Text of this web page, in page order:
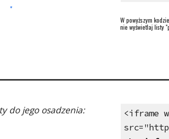
W powyższym
nie wyświetlaj listy
do jego osadzenia:
<iframe